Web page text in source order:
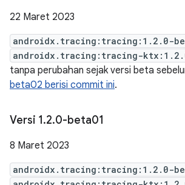
22 Maret 2023
androidx.tracing:tracing:1.2.0-
androidx.tracing:tracing-
tanpa perubahan sejak versi beta
beta02 berisi commit ini.
Versi 1.2.0-beta01
8 Maret 2023
androidx.tracing:tracing:1.2.0-